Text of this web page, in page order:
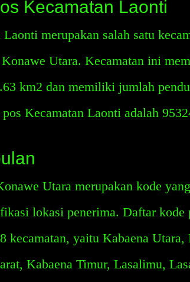
Kecamatan Laonti
Laonti merupakan salah satu
Utara. Kecamatan ini
km2 dan memiliki jumlah
Kecamatan Laonti adalah
Utara merupakan kode
lokasi penerima. Daftar kode
kecamatan, yaitu Kabaena Utara,
Kabaena Timur, Lasalimu,